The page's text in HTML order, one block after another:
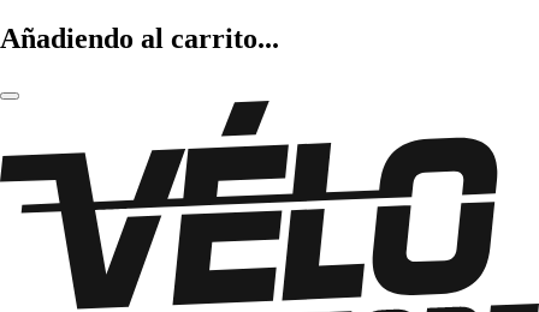
Añadiendo al carrito...